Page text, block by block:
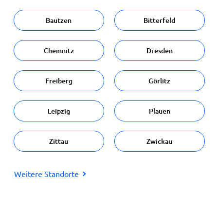
Bautzen Bitterfeld
Chemnitz Dresden
Freiberg Görlitz
Leipzig Plauen
Zittau Zwickau
Weitere Standorte